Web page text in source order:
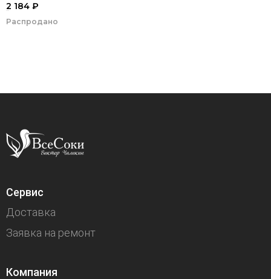
2 184 ₽
Распродано
Сервис
Доставка
Заявка на ремонт
Компания